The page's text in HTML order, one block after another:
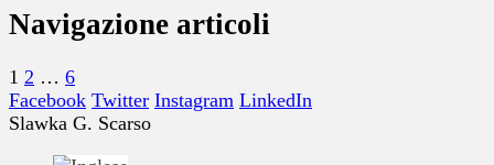
Navigazione articoli
1 2 … 6
Facebook Twitter Instagram LinkedIn
Slawka G. Scarso